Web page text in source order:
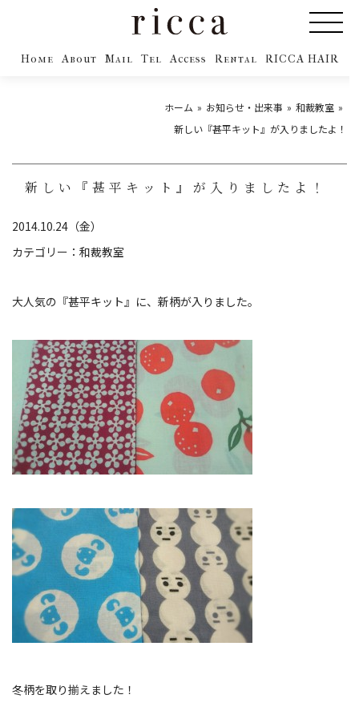
Home About Mail Tel Access Rental RICCA HAIR
ホーム お知らせ・出来事
和裁教室
新しい『甚平キット』が入りましたよ！
新しい『甚平キット』が入りましたよ！
2014.10.24（金）
カテゴリー： 和裁教室
大人気の『甚平キット』に、新柄が入りました。
冬柄を取り揃えました！